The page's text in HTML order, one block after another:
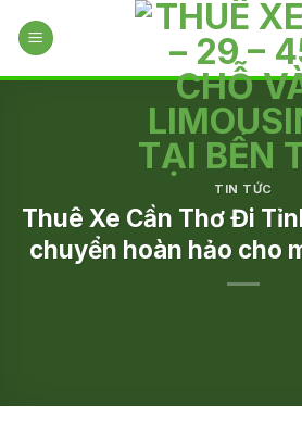
TIN TỨC
Thuê Xe Cần Thơ Đi
chuyển hoàn hảo cho